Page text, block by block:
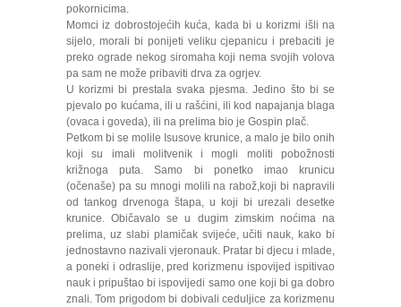
pokornicima.
Momci iz dobrostojećih kuća, kada bi u korizmi išli na
sijelo, morali bi ponijeti veliku cjepanicu i prebaciti je
preko ograde nekog siromaha koji nema svojih volova
pa sam ne može pribaviti drva za ogrjev.
U korizmi bi prestala svaka pjesma. Jedino što bi se
pjevalo po kućama, ili u rašćini, ili kod napajanja blaga
(ovaca i goveda), ili na prelima bio je Gospin plač.
Petkom bi se molile Isusove krunice, a malo je bilo onih
koji su imali molitvenik i mogli moliti pobožnosti
križnoga puta. Samo bi ponetko imao krunicu
(očenaše) pa su mnogi molili na rabož,koji bi napravili
od tankog drvenoga štapa, u koji bi urezali desetke
krunice. Običavalo se u dugim zimskim noćima na
prelima, uz slabi plamičak svijeće, učiti nauk, kako bi
jednostavno nazivali vjeronauk. Pratar bi djecu i mlade,
a poneki i odraslije, pred korizmenu ispovijed ispitivao
nauk i pripuštao bi ispovijedi samo one koji bi ga dobro
znali. Tom prigodom bi dobivali ceduljice za korizmenu